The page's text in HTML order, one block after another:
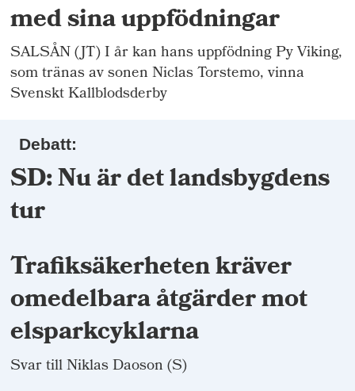
med sina uppfödningar
SALSÅN (JT) I år kan hans uppfödning Py Viking,
som tränas av sonen Niclas Torstemo, vinna
Svenskt Kallblodsderby
Debatt:
SD: Nu är det landsbygdens
tur
Trafiksäkerheten kräver
omedelbara åtgärder mot
elsparkcyklarna
Svar till Niklas Daoson (S)